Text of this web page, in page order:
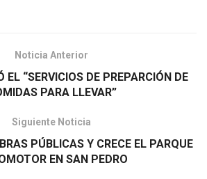
Noticia Anterior
EL “SERVICIOS DE PREPARCIÓN DE
PARA LLEVAR”
Siguiente Noticia
PÚBLICAS Y CRECE EL PARQUE
EN SAN PEDRO